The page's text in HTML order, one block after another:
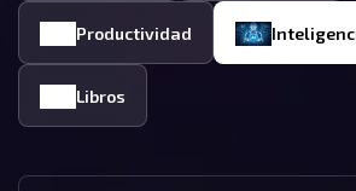
Productividad
Libros